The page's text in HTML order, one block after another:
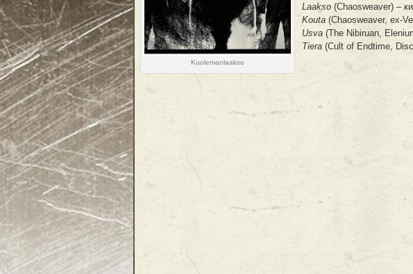
Kuolemanlaakso
Laakso (Chaosweaver) –
Kouta (Chaosweaver, ex-
Usva (The Nibiruan,
Tiera (Cult of Endtime,